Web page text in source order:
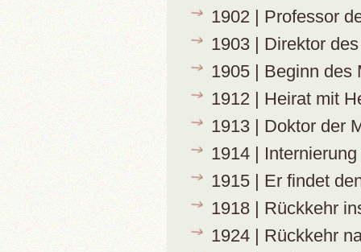
1902 | Professor
1903 | Direktor
1905 | Beginn des
1912 | Heirat mit
1913 | Doktor der
1914 |
1915 | Er findet
1918 | Rückkehr
1924 | Rückkehr